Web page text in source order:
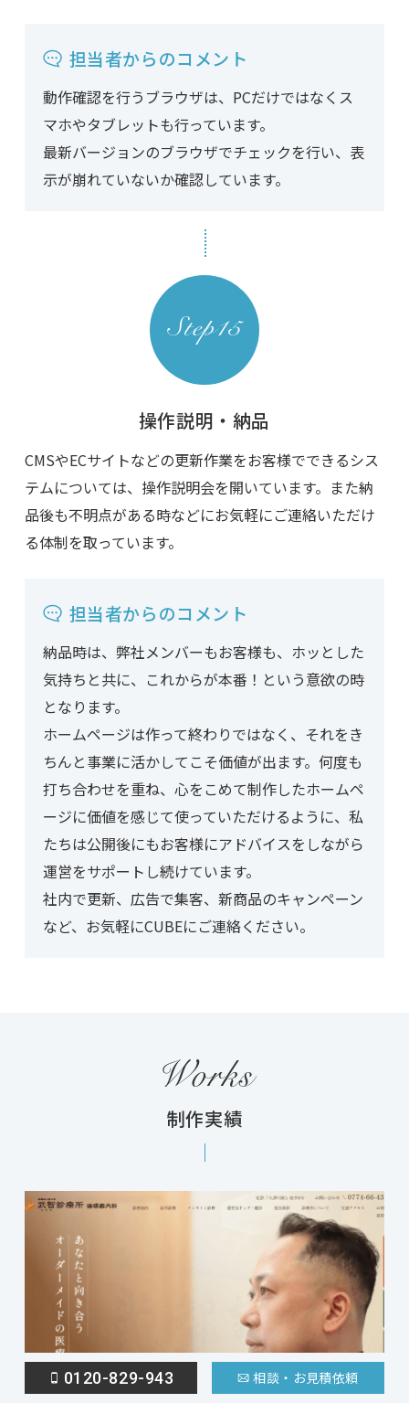
担当者からのコメント
動作確認を行うブラウザは、PCだけではなくス
マホやタブレットも行っています。
最新バージョンのブラウザでチェックを行い、表
示が崩れていないか確認しています。
操作説明・納品
CMSやECサイトなどの更新作業をお客様でできるシス
テムについては、操作説明会を開いています。また納
品後も不明点がある時などにお気軽にご連絡いただけ
る体制を取っています。
担当者からのコメント
納品時は、弊社メンバーもお客様も、ホッとした
気持ちと共に、これからが本番！という意欲の時
となります。
ホームページは作って終わりではなく、それをき
ちんと事業に活かしてこそ価値が出ます。何度も
打ち合わせを重ね、心をこめて制作したホームペ
ージに価値を感じて使っていただけるように、私
たちは公開後にもお客様にアドバイスをしながら
運営をサポートし続けています。
社内で更新、広告で集客、新商品のキャンペーン
など、お気軽にCUBEにご連絡ください。
Works
制作実績
0120-829-943 相談・お見積依頼